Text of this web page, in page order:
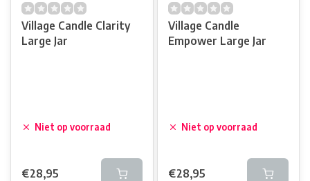
Village Candle Clarity
Large Jar
Niet op voorraad
€28,95
Village Candle
Empower Large Jar
Niet op voorraad
€28,95